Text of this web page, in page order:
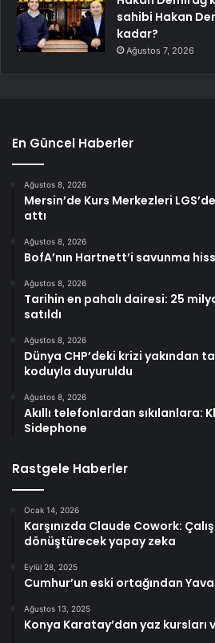
sahibi Hakan
kadar?
Ağustos 7, 2026
En Güncel Haberler
Ağustos 8, 2026
Mersin’de Kurs Merkezleri
attı
Ağustos 8, 2026
BofA’nın Hartnett’i savunma
Ağustos 8, 2026
Tarihin en pahalı dairesi: 25
satıldı
Ağustos 8, 2026
Dünya CHP’deki krizi yakından
koduyla duyuruldu
Ağustos 8, 2026
Akıllı telefonlardan sıkılanlara:
Sidephone
Rastgele Haberler
Ocak 14, 2026
Karşınızda Claude Cowork:
dönüştürecek yapay zeka
Eylül 28, 2025
Cumhur’un eski ortağından
Ağustos 13, 2025
Konya Karatay’dan yaz kursları